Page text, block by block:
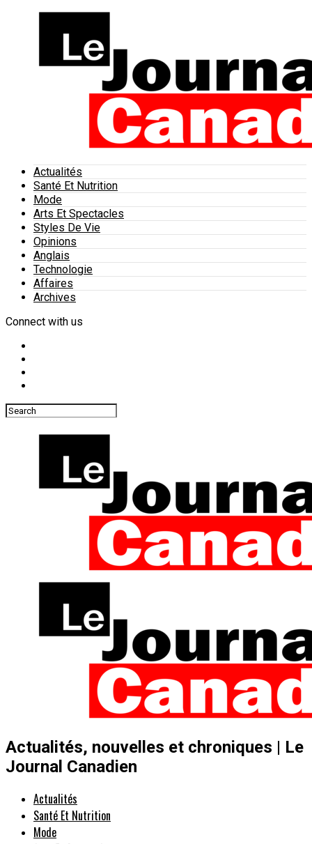
Actualités
Santé Et Nutrition
Mode
Arts Et Spectacles
Styles De Vie
Opinions
Anglais
Technologie
Affaires
Archives
Connect with us
Actualités, nouvelles et chroniques | Le
Journal Canadien
Actualités
Santé Et Nutrition
Mode